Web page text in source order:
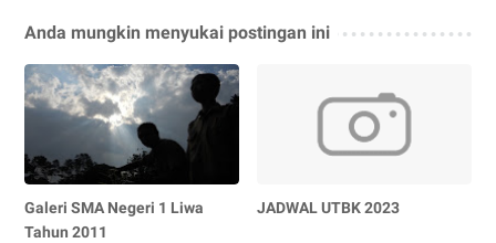
Anda mungkin menyukai postingan ini
Galeri SMA Negeri 1 Liwa
Tahun 2011
JADWAL UTBK 2023